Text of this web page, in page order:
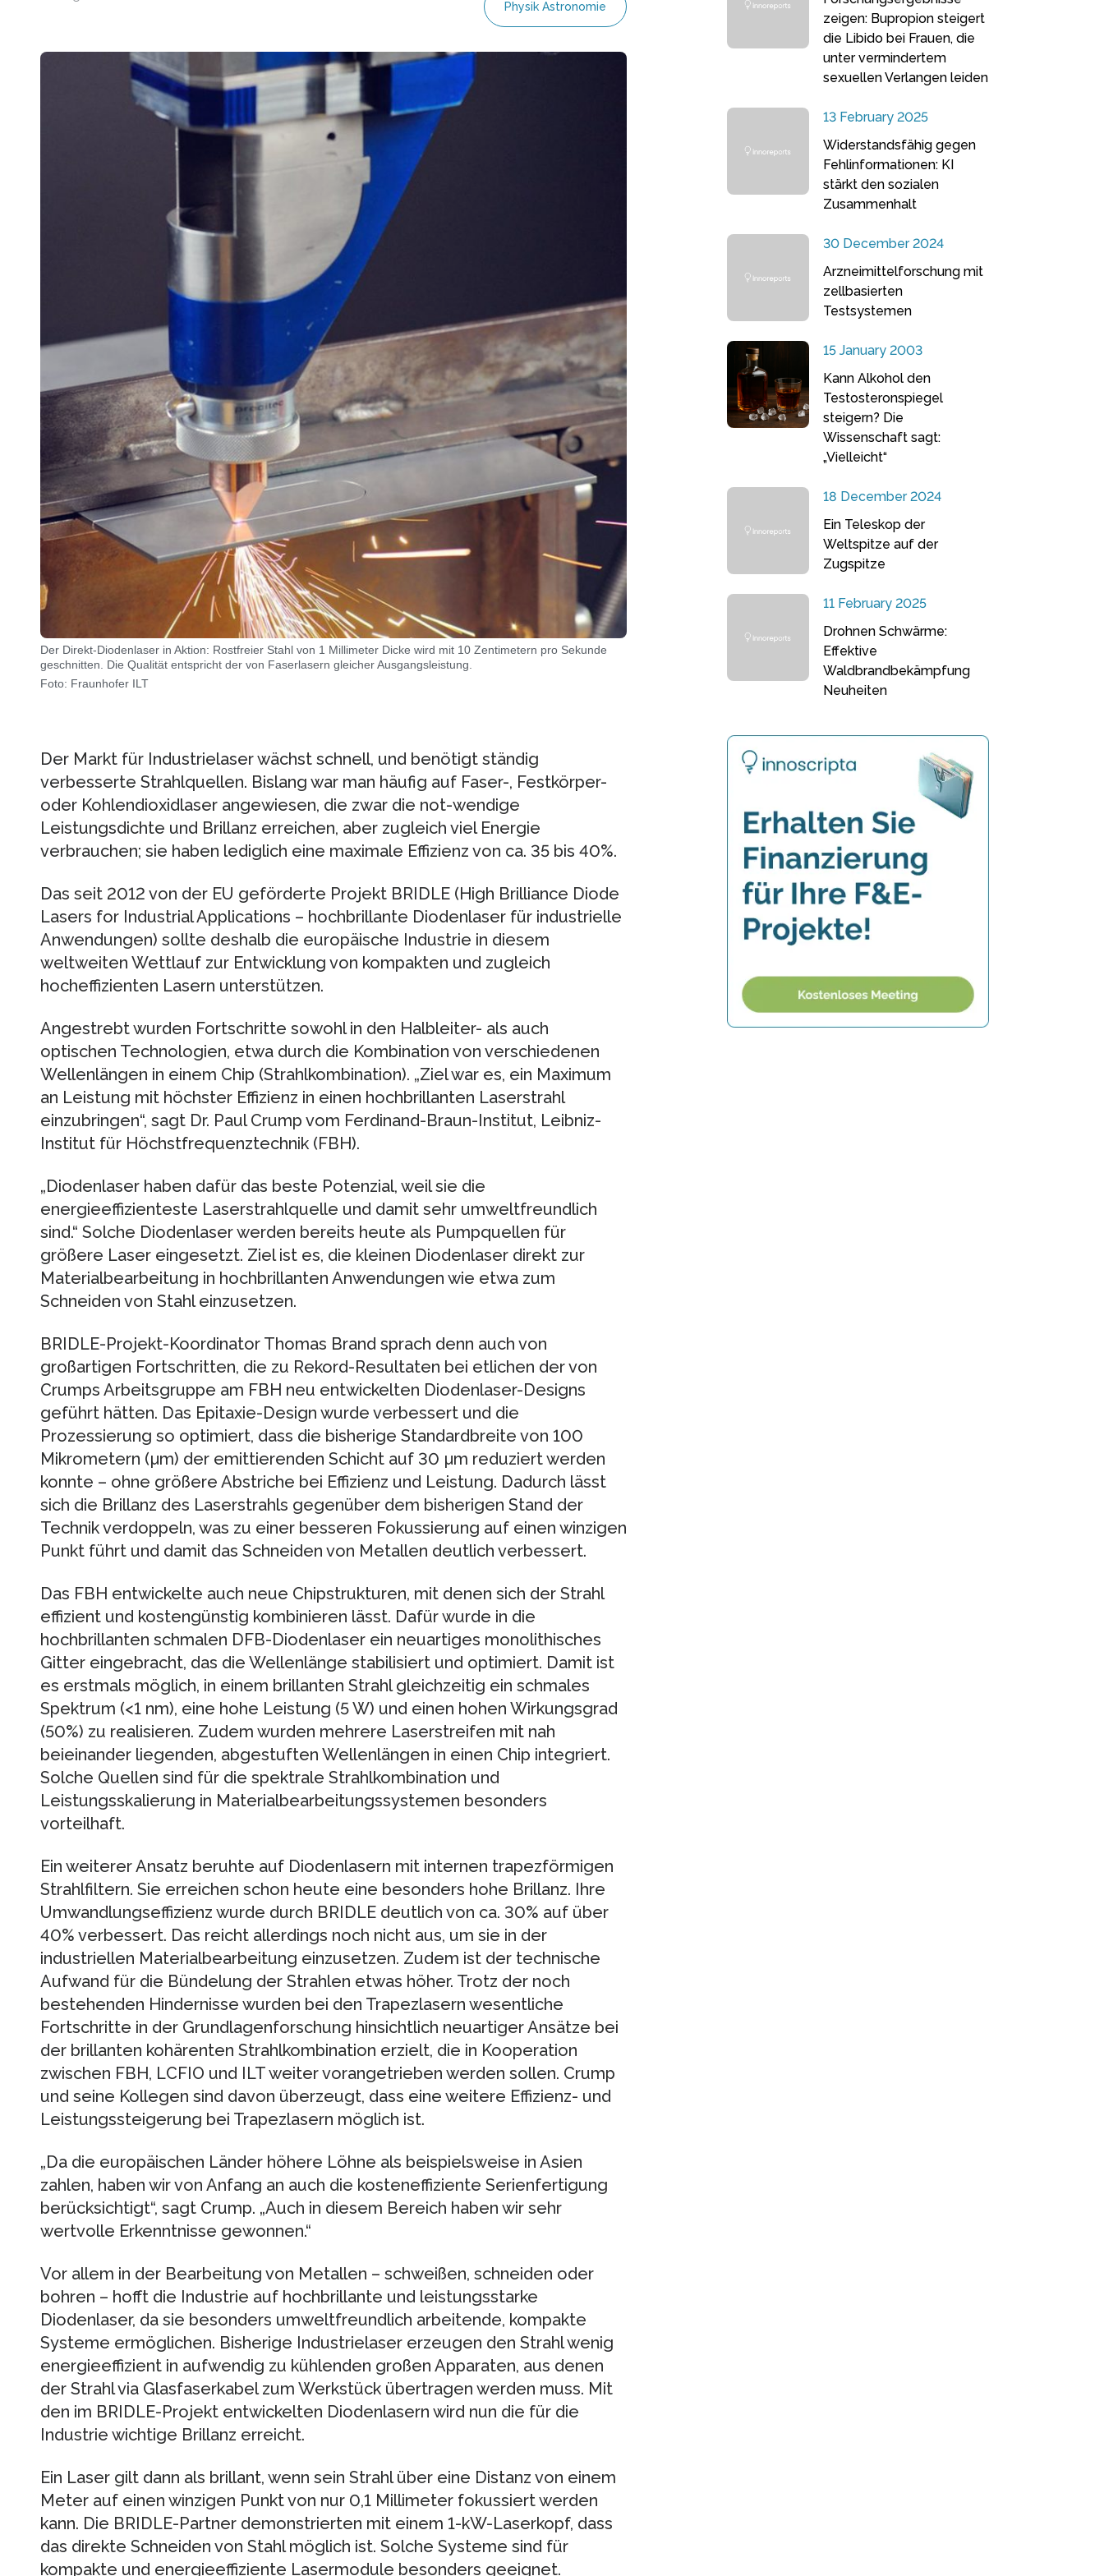
Physik Astronomie
Der Direkt-Diodenlaser in Aktion: Rostfreier Stahl von 1 Millimeter Dicke wird mit 10 Zentimetern pro Sekunde
geschnitten. Die Qualität entspricht der von Faserlasern gleicher Ausgangsleistung.
Foto: Fraunhofer ILT
Der Markt für Industrielaser wächst schnell, und benötigt ständig
verbesserte Strahlquellen. Bislang war man häufig auf Faser-, Festkörper-
oder Kohlendioxidlaser angewiesen, die zwar die not-wendige
Leistungsdichte und Brillanz erreichen, aber zugleich viel Energie
verbrauchen; sie haben lediglich eine maximale Effizienz von ca. 35 bis 40%.
Das seit 2012 von der EU geförderte Projekt BRIDLE (High Brilliance Diode
Lasers for Industrial Applications – hochbrillante Diodenlaser für industrielle
Anwendungen) sollte deshalb die europäische Industrie in diesem
weltweiten Wettlauf zur Entwicklung von kompakten und zugleich
hocheffizienten Lasern unterstützen.
Angestrebt wurden Fortschritte sowohl in den Halbleiter- als auch
optischen Technologien, etwa durch die Kombination von verschiedenen
Wellenlängen in einem Chip (Strahlkombination). „Ziel war es, ein Maximum
an Leistung mit höchster Effizienz in einen hochbrillanten Laserstrahl
einzubringen“, sagt Dr. Paul Crump vom Ferdinand-Braun-Institut, Leibniz-
Institut für Höchstfrequenztechnik (FBH).
„Diodenlaser haben dafür das beste Potenzial, weil sie die
energieeffizienteste Laserstrahlquelle und damit sehr umweltfreundlich
sind.“ Solche Diodenlaser werden bereits heute als Pumpquellen für
größere Laser eingesetzt. Ziel ist es, die kleinen Diodenlaser direkt zur
Materialbearbeitung in hochbrillanten Anwendungen wie etwa zum
Schneiden von Stahl einzusetzen.
BRIDLE-Projekt-Koordinator Thomas Brand sprach denn auch von
großartigen Fortschritten, die zu Rekord-Resultaten bei etlichen der von
Crumps Arbeitsgruppe am FBH neu entwickelten Diodenlaser-Designs
geführt hätten. Das Epitaxie-Design wurde verbessert und die
Prozessierung so optimiert, dass die bisherige Standardbreite von 100
Mikrometern (µm) der emittierenden Schicht auf 30 µm reduziert werden
konnte – ohne größere Abstriche bei Effizienz und Leistung. Dadurch lässt
sich die Brillanz des Laserstrahls gegenüber dem bisherigen Stand der
Technik verdoppeln, was zu einer besseren Fokussierung auf einen winzigen
Punkt führt und damit das Schneiden von Metallen deutlich verbessert.
Das FBH entwickelte auch neue Chipstrukturen, mit denen sich der Strahl
effizient und kostengünstig kombinieren lässt. Dafür wurde in die
hochbrillanten schmalen DFB-Diodenlaser ein neuartiges monolithisches
Gitter eingebracht, das die Wellenlänge stabilisiert und optimiert. Damit ist
es erstmals möglich, in einem brillanten Strahl gleichzeitig ein schmales
Spektrum (<1 nm), eine hohe Leistung (5 W) und einen hohen Wirkungsgrad
(50%) zu realisieren. Zudem wurden mehrere Laserstreifen mit nah
beieinander liegenden, abgestuften Wellenlängen in einen Chip integriert.
Solche Quellen sind für die spektrale Strahlkombination und
Leistungsskalierung in Materialbearbeitungssystemen besonders
vorteilhaft.
Ein weiterer Ansatz beruhte auf Diodenlasern mit internen trapezförmigen
Strahlfiltern. Sie erreichen schon heute eine besonders hohe Brillanz. Ihre
Umwandlungseffizienz wurde durch BRIDLE deutlich von ca. 30% auf über
40% verbessert. Das reicht allerdings noch nicht aus, um sie in der
industriellen Materialbearbeitung einzusetzen. Zudem ist der technische
Aufwand für die Bündelung der Strahlen etwas höher. Trotz der noch
bestehenden Hindernisse wurden bei den Trapezlasern wesentliche
Fortschritte in der Grundlagenforschung hinsichtlich neuartiger Ansätze bei
der brillanten kohärenten Strahlkombination erzielt, die in Kooperation
zwischen FBH, LCFIO und ILT weiter vorangetrieben werden sollen. Crump
und seine Kollegen sind davon überzeugt, dass eine weitere Effizienz- und
Leistungssteigerung bei Trapezlasern möglich ist.
„Da die europäischen Länder höhere Löhne als beispielsweise in Asien
zahlen, haben wir von Anfang an auch die kosteneffiziente Serienfertigung
berücksichtigt“, sagt Crump. „Auch in diesem Bereich haben wir sehr
wertvolle Erkenntnisse gewonnen.“
Vor allem in der Bearbeitung von Metallen – schweißen, schneiden oder
bohren – hofft die Industrie auf hochbrillante und leistungsstarke
Diodenlaser, da sie besonders umweltfreundlich arbeitende, kompakte
Systeme ermöglichen. Bisherige Industrielaser erzeugen den Strahl wenig
energieeffizient in aufwendig zu kühlenden großen Apparaten, aus denen
der Strahl via Glasfaserkabel zum Werkstück übertragen werden muss. Mit
den im BRIDLE-Projekt entwickelten Diodenlasern wird nun die für die
Industrie wichtige Brillanz erreicht.
Ein Laser gilt dann als brillant, wenn sein Strahl über eine Distanz von einem
Meter auf einen winzigen Punkt von nur 0,1 Millimeter fokussiert werden
kann. Die BRIDLE-Partner demonstrierten mit einem 1-kW-Laserkopf, dass
das direkte Schneiden von Stahl möglich ist. Solche Systeme sind für
kompakte und energieeffiziente Lasermodule besonders geeignet.
zeigen: Bupropion steigert
die Libido bei Frauen, die
unter vermindertem
sexuellen Verlangen leiden
13 February 2025
Widerstandsfähig gegen
Fehlinformationen: KI
stärkt den sozialen
Zusammenhalt
30 December 2024
Arzneimittelforschung mit
zellbasierten
Testsystemen
15 January 2003
Kann Alkohol den
Testosteronspiegel
steigern? Die
Wissenschaft sagt:
„Vielleicht“
18 December 2024
Ein Teleskop der
Weltspitze auf der
Zugspitze
11 February 2025
Drohnen Schwärme:
Effektive
Waldbrandbekämpfung
Neuheiten